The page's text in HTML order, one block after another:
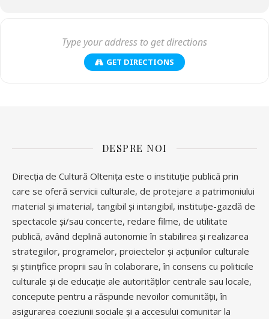
GET DIRECTIONS
DESPRE NOI
Direcția de Cultură Oltenița este o instituție publică prin
care se oferă servicii culturale, de protejare a patrimoniului
material și imaterial, tangibil și intangibil, instituție-gazdă de
spectacole și/sau concerte, redare filme, de utilitate
publică, având deplină autonomie în stabilirea și realizarea
strategiilor, programelor, proiectelor și acțiunilor culturale
și științifice proprii sau în colaborare, în consens cu politicile
culturale și de educație ale autorităților centrale sau locale,
concepute pentru a răspunde nevoilor comunității, în
asigurarea coeziunii sociale și a accesului comunitar la